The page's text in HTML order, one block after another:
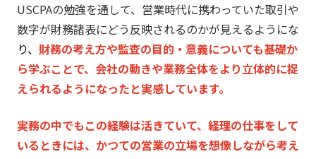
USCPAの勉強を通して、 営業時代に携わっていた取引や
数字が財務諸表にどう反映されるのかが見えるようにな
り、 財務の考え方や監査の目的・ 意義についても基礎か
ら学ぶことで、 会社の動きや業務全体をより立体的に捉
えられるようになったと実感しています。
実務の中でもこの経験は活きていて、 経理の仕事をして
いるときには、 かつての営業の立場を想像しながら考え